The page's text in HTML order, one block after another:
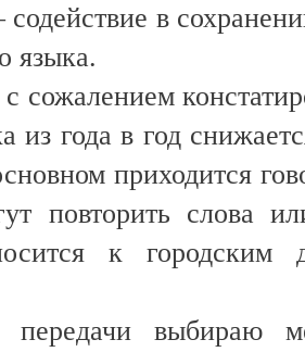
содействие в
языка.
сожалением
из года в год
приходится
повторить слова
к
выбираю